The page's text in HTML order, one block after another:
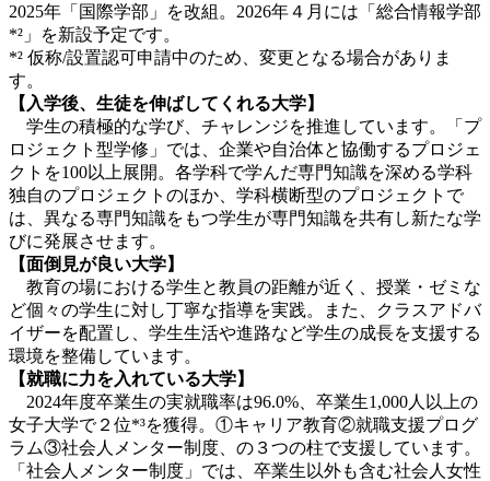
2025年「国際学部」を改組。2026年４月には「総合情報学部
*²」を新設予定です。
*² 仮称/設置認可申請中のため、変更となる場合がありま
す。
【入学後、生徒を伸ばしてくれる大学】
学生の積極的な学び、チャレンジを推進しています。「プ
ロジェクト型学修」では、企業や自治体と協働するプロジェ
クトを100以上展開。各学科で学んだ専門知識を深める学科
独自のプロジェクトのほか、学科横断型のプロジェクトで
は、異なる専門知識をもつ学生が専門知識を共有し新たな学
びに発展させます。
【面倒見が良い大学】
教育の場における学生と教員の距離が近く、授業・ゼミな
ど個々の学生に対し丁寧な指導を実践。また、クラスアドバ
イザーを配置し、学生生活や進路など学生の成長を支援する
環境を整備しています。
【就職に力を入れている大学】
2024年度卒業生の実就職率は96.0%、卒業生1,000人以上の
女子大学で２位*³を獲得。①キャリア教育②就職支援プログ
ラム③社会人メンター制度、の３つの柱で支援しています。
「社会人メンター制度」では、卒業生以外も含む社会人女性